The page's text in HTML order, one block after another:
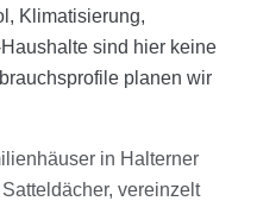
Klimatisierung,
sind hier keine
planen wir
in Halterner
vereinzelt